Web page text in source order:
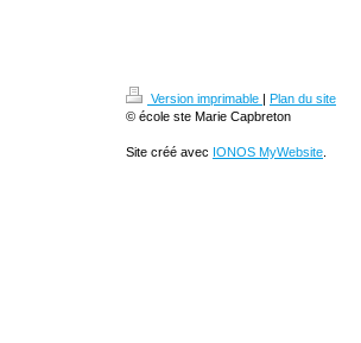
Version imprimable | Plan du site
© école ste Marie Capbreton
Site créé avec IONOS MyWebsite